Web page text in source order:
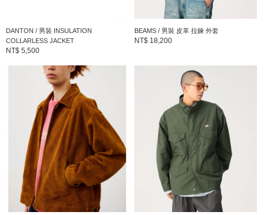
DANTON / 男裝 INSULATION
COLLARLESS JACKET
NT$ 5,500
BEAMS / 男裝 皮革 拉鍊 外套
NT$ 18,200